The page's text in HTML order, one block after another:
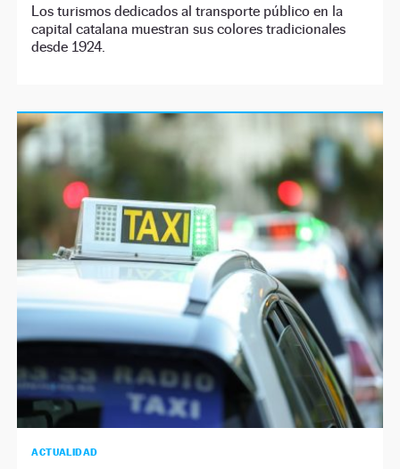
Los turismos dedicados al transporte público en la
capital catalana muestran sus colores tradicionales
desde 1924.
ACTUALIDAD